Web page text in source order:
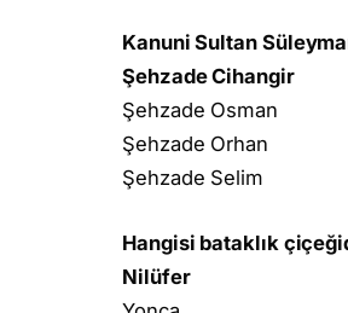
Kanuni Sultan
Şehzade Cihangir
Şehzade Osman
Şehzade Orhan
Şehzade Selim
Hangisi bataklık
Nilüfer